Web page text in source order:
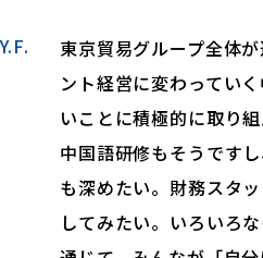
Y.F.
東京貿易グループ全体
ント経営に変わってい
いことに積極的に取り組
中国語研修もそうです
も深めたい。財務スタ
してみたい。いろいろ